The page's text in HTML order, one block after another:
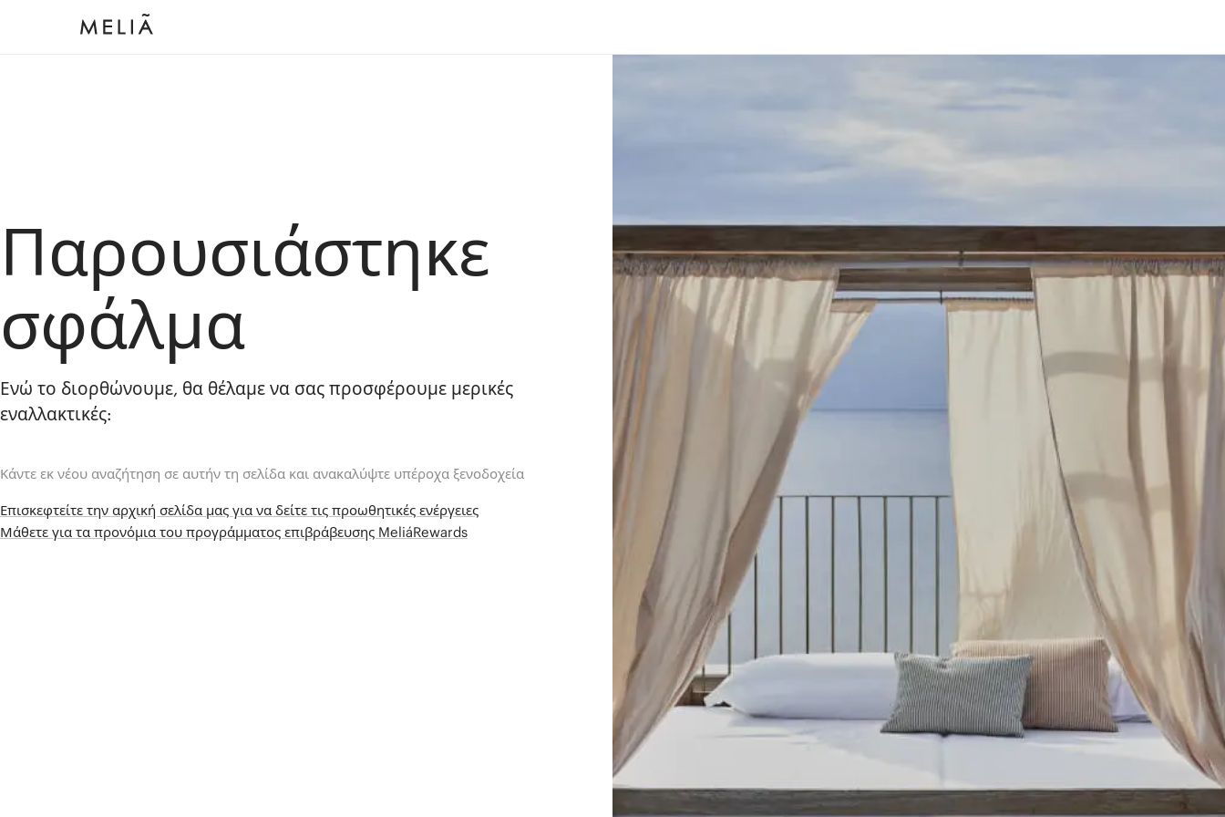
Παρουσιάστηκε
σφάλμα
Ενώ το διορθώνουμε, θα θέλαμε να σας προσφέρουμε μερικές
εναλλακτικές:
Κάντε εκ νέου αναζήτηση σε αυτήν τη σελίδα και ανακαλύψτε υπέροχα ξενοδοχεία
Επισκεφτείτε την αρχική σελίδα μας για να δείτε τις προωθητικές ενέργειες
Μάθετε για τα προνόμια του προγράμματος επιβράβευσης MeliáRewards